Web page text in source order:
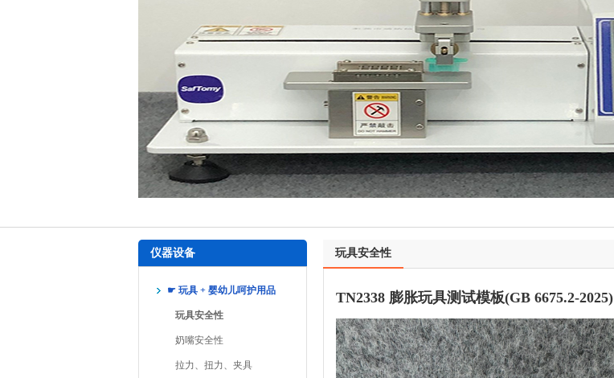
仪器设备
☛ 玩具 + 婴幼儿呵护用品
玩具安全性
奶嘴安全性
拉力、扭力、夹具
玩具安全性
TN2338 膨胀玩具测试模板(GB 6675.2-2025)